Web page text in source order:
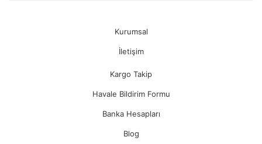
Kurumsal
İletişim
Kargo Takip
Havale Bildirim Formu
Banka Hesapları
Blog